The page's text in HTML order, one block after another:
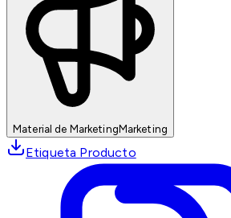
Material de MarketingMarketing
Etiqueta Producto